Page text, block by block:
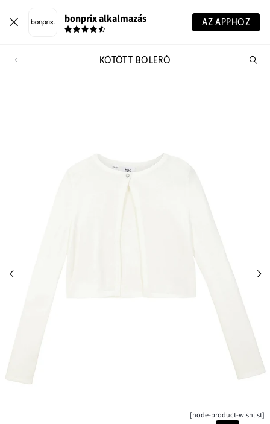
bonprix alkalmazás AZ APPHOZ
KÖTÖTT BOLERÓ
[node-product-wishlist]